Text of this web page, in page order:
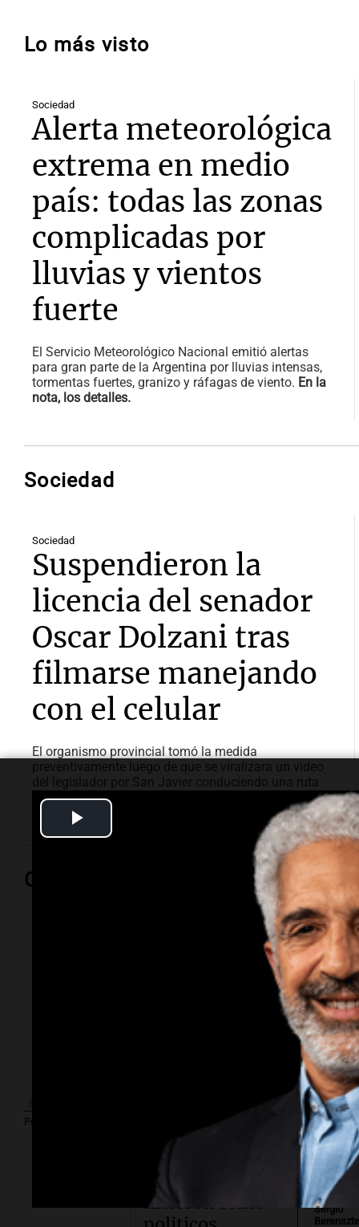
Lo más visto
Sociedad
Alerta meteorológica
extrema en medio
país: todas las zonas
complicadas por
lluvias y vientos
fuerte
El Servicio Meteorológico Nacional emitió alertas
para gran parte de la Argentina por lluvias intensas,
tormentas fuertes, granizo y ráfagas de viento. En la
nota, los detalles.
Sociedad
Sociedad
Suspendieron la
licencia del senador
Oscar Dolzani tras
filmarse manejando
con el celular
El organismo provincial tomó la medida
preventivamente luego de que se viralizara un video
del legislador por San Javier conduciendo una ruta
mientras manipulaba el teléfono y sostenía un mate.
Opinión
Por
como
patriagrandistas
lo que no
hicieron como
Por
Por
Federico
Albarenque
Por
Sergio